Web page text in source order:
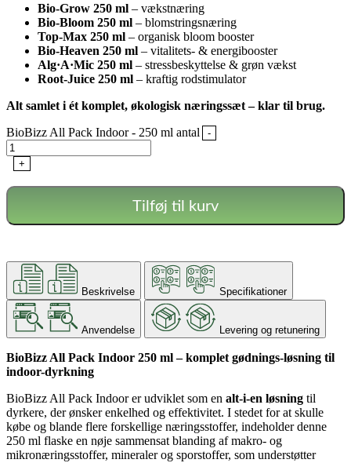
Bio-Grow 250 ml – vækstnæring
Bio-Bloom 250 ml – blomstringsnæring
Top-Max 250 ml – organisk bloom booster
Bio-Heaven 250 ml – vitalitets- & energibooster
Alg·A·Mic 250 ml – stressbeskyttelse & grøn vækst
Root-Juice 250 ml – kraftig rodstimulator
Alt samlet i ét komplet, økologisk næringssæt – klar til brug.
BioBizz All Pack Indoor - 250 ml antal
-
+
Tilføj til kurv
Beskrivelse Specifikationer
Anvendelse Levering og retunering
BioBizz All Pack Indoor 250 ml – komplet gødnings-løsning til
indoor-dyrkning
BioBizz All Pack Indoor er udviklet som en alt-i-en løsning til
dyrkere, der ønsker enkelhed og effektivitet. I stedet for at skulle
købe og blande flere forskellige næringsstoffer, indeholder denne
250 ml flaske en nøje sammensat blanding af makro- og
mikronæringsstoffer, mineraler og sporstoffer, som understøtter